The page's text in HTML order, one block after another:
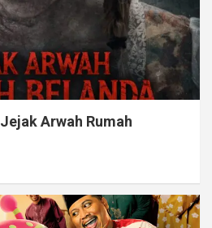
Arwah Rumah